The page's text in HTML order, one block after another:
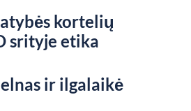
kortelių
srityje etika
ir ilgalaikė